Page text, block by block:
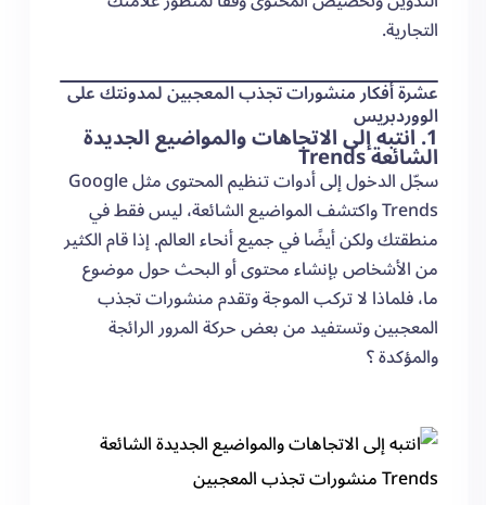
التجارية.
عشرة أفكار منشورات تجذب المعجبين لمدونتك على
الووردبريس
1. انتبه إلى الاتجاهات والمواضيع الجديدة
الشائعة Trends
سجّل الدخول إلى أدوات تنظيم المحتوى مثل Google
Trends واكتشف المواضيع الشائعة، ليس فقط في
منطقتك ولكن أيضًا في جميع أنحاء العالم. إذا قام الكثير
من الأشخاص بإنشاء محتوى أو البحث حول موضوع
ما، فلماذا لا تركب الموجة وتقدم منشورات تجذب
المعجبين وتستفيد من بعض حركة المرور الرائجة
والمؤكدة ؟